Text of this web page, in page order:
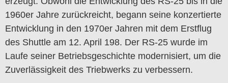
1960er Jahre zurückreicht, begann seine konzertierte
Entwicklung in den 1970er Jahren mit dem Erstflug
des Shuttle am 12. April 198. Der RS-25 wurde im
Laufe seiner Betriebsgeschichte modernisiert, um die
Zuverlässigkeit des Triebwerks zu verbessern.